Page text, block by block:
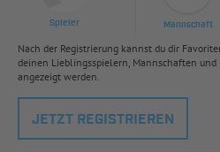
Spieler Mannschaft
Nach der Registrierung kannst du dir
deinen Lieblingsspielern, Mannschaften
angezeigt werden.
JETZT REGISTRIEREN